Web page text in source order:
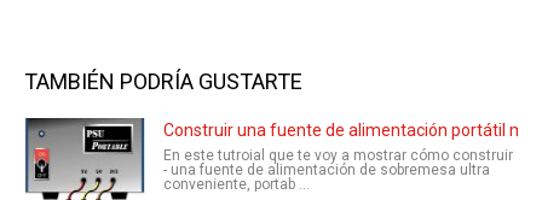
TAMBIÉN PODRÍA GUSTARTE
Construir una fuente de alimentación portátil
En este tutroial que te voy a mostrar cómo construir
- una fuente de alimentación de sobremesa ultra
conveniente, portab ...